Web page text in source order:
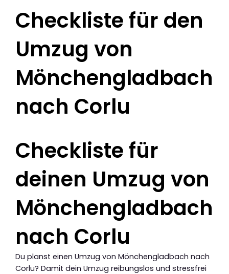
Checkliste für den
Umzug von
Mönchengladbach
nach Corlu
Checkliste für
deinen Umzug von
Mönchengladbach
nach Corlu
Du planst einen Umzug von Mönchengladbach nach
Corlu? Damit dein Umzug reibungslos und stressfrei